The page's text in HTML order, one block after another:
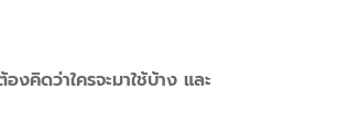
คิดว่าใครจะมาใช้บ้าง และ